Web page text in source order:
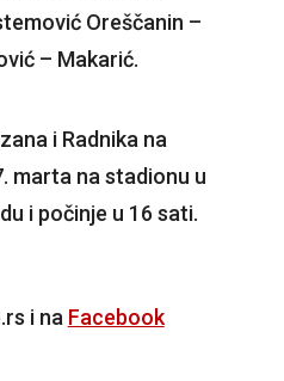
Oreščanin –
– Makarić.
i Radnika na
marta na stadionu u
i počinje u 16 sati.
i na Facebook